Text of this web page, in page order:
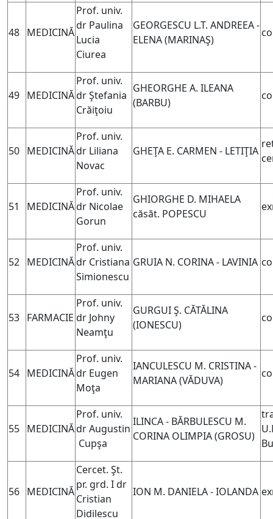
48 MEDICINĂ
Prof. univ.
dr Paulina
Lucia
Ciurea
GEORGESCU L.T. ANDREEA -
ELENA (MARINAŞ)
49 MEDICINĂ
Prof. univ.
dr Ştefania
Crăiţoiu
GHEORGHE A. ILEANA
(BARBU)
50 MEDICINĂ
Prof. univ.
dr Liliana
Novac
GHEŢA E. CARMEN - LETIŢIA
51 MEDICINĂ
Prof. univ.
dr Nicolae
Gorun
GHIORGHE D. MIHAELA
căsăt. POPESCU
52 MEDICINĂ
Prof. univ.
dr Cristiana
Simionescu
GRUIA N. CORINA - LAVINIA
53 FARMACIE
Prof. univ.
dr Johny
Neamţu
GURGUI Ş. CĂTĂLINA
(IONESCU)
54 MEDICINĂ
Prof. univ.
dr Eugen
Moţa
IANCULESCU M. CRISTINA -
MARIANA (VĂDUVA)
55 MEDICINĂ
Prof. univ.
dr Augustin
Cupşa
ILINCA - BĂRBULESCU M.
CORINA OLIMPIA (GROSU)
56 MEDICINĂ
Cercet. Şt.
pr. grd. I dr
Cristian
Didilescu
ION M. DANIELA - IOLANDA